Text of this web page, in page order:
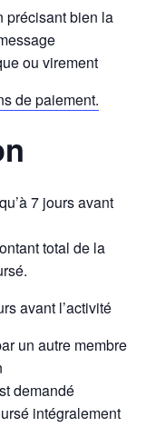
précisant bien la
ou virement
de paiement.
7 jours avant
total de la
avant l’activité
un autre membre
demandé
intégralement